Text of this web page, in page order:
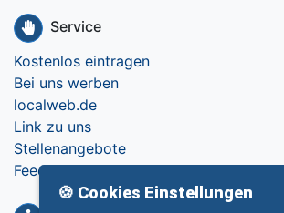
Service
Kostenlos eintragen
Bei uns werben
localweb.de
Link zu uns
Stellenangebote
Feedback
🍪 Cookies Einstellungen